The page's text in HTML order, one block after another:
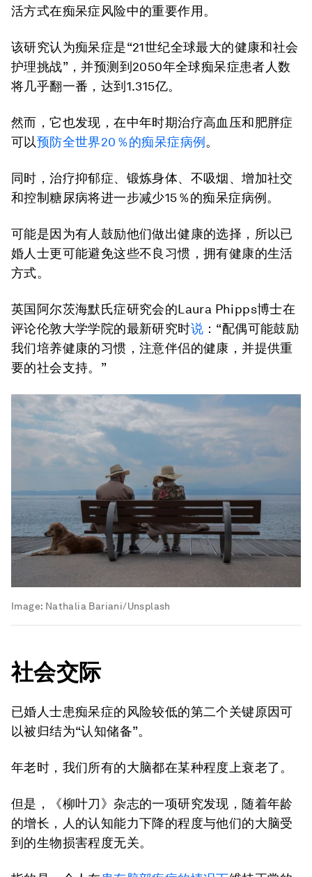
活方式在痴呆症风险中的重要作用。
该研究认为痴呆症是“21世纪全球最大的健康和社会
护理挑战”，并预测到2050年全球痴呆症患者人数
将几乎翻一番，达到1.315亿。
然而，它也发现，在中年时期治疗高血压和肥胖症
可以预防全世界20％的痴呆症病例 。
同时，治疗抑郁症、锻炼身体、不吸烟、增加社交
和控制糖尿病将进一步减少15％的痴呆症病例。
可能是因为有人鼓励他们做出健康的选择，所以已
婚人士更可能避免这些不良习惯，拥有健康的生活
方式。
英国阿尔茨海默氏症研究会的Laura Phipps博士在
评论伦敦大学学院的最新研究时说 ：“配偶可能鼓励
我们培养健康的习惯，注意伴侣的健康，并提供重
要的社会支持。”
Image: Nathalia Bariani/Unsplash
社会交际
已婚人士患痴呆症的风险较低的第二个关键原因可
以被归结为“认知储备”。
年老时，我们所有的大脑都在某种程度上衰老了。
但是，《柳叶刀》杂志的一项研究发现，随着年龄
的增长，人的认知能力下降的程度与他们的大脑受
到的生物损害程度无关。